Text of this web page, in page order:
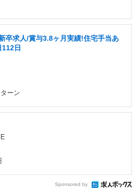
卒求人/賞与3.8ヶ月実績!住宅手当あ
日
ーン
Sponsored by